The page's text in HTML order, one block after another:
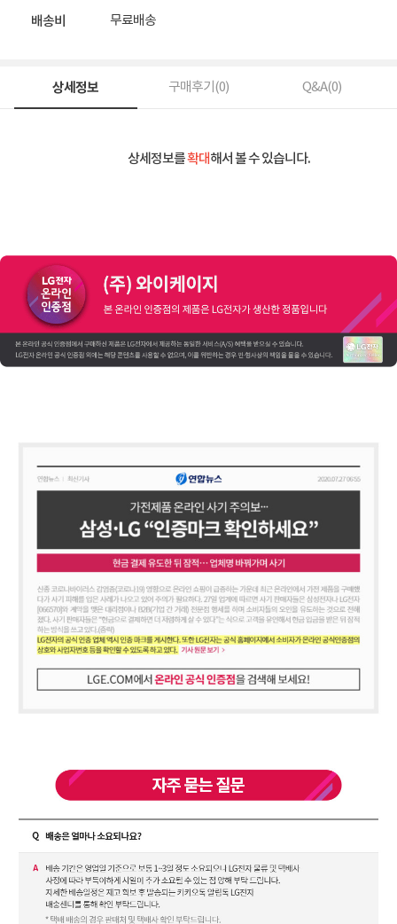
배송비 무료배송
상세정보 구매후기(0) Q&A(0)
상세정보를확대해서 볼 수 있습니다.